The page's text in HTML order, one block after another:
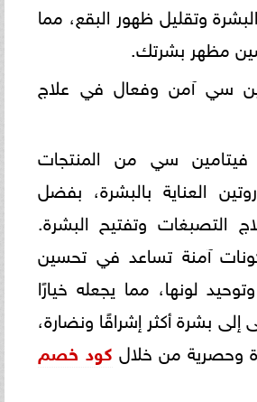
وتقليل ظهور البقع، مما
مظهر بشرتك.
سي آمن وفعال في علاج
فيتامين سي من المنتجات
العناية بالبشرة، بفضل
التصبغات وتفتيح البشرة.
آمنة تساعد في تحسين
لونها، مما يجعله خيارًا
إلى بشرة أكثر إشراقًا ونضارة،
وحصرية من خلال كود خصم